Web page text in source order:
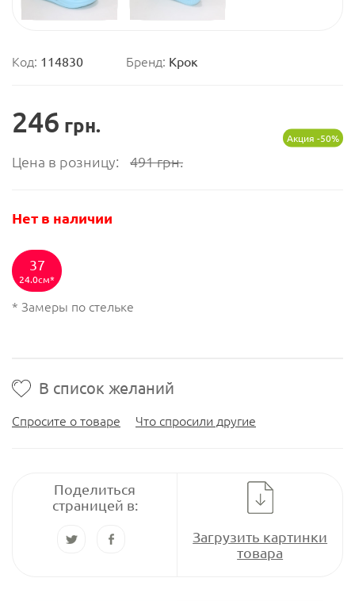
Код: 114830 Бренд: Крок
246 грн.
Цена в розницу: 491грн.
Акция -50%
Нет в наличии
37
24.0см
* Замеры по стельке
В список желаний
Спросите о товаре Что спросили другие
Поделиться
страницей в:
Загрузить картинки
товара